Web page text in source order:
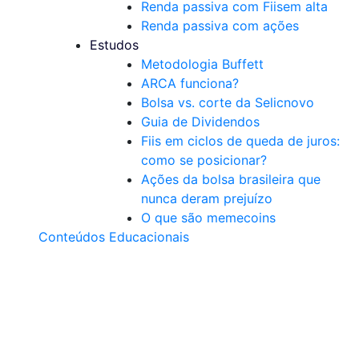
Renda passiva com Fiisem alta
Renda passiva com ações
Estudos
Metodologia Buffett
ARCA funciona?
Bolsa vs. corte da Selicnovo
Guia de Dividendos
Fiis em ciclos de queda de juros:
como se posicionar?
Ações da bolsa brasileira que
nunca deram prejuízo
O que são memecoins
Conteúdos Educacionais